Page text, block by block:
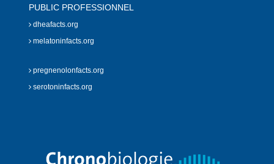
PUBLIC PROFESSIONNEL
dheafacts.org
melatoninfacts.org
pregnenolonfacts.org
serotoninfacts.org